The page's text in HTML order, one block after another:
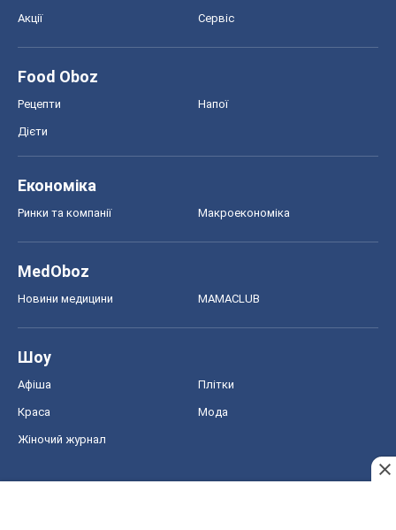
Акції Сервіс
Food Oboz
Рецепти Напої
Дієти
Економіка
Ринки та компанії Макроекономіка
MedOboz
Новини медицини MAMACLUB
Шоу
Афіша Плітки
Краса Мода
Жіночий журнал